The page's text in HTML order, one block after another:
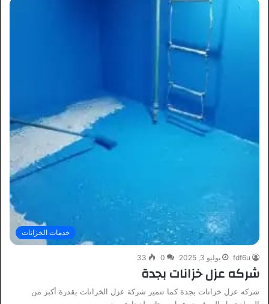
خدمات الخزانات
fdf6u يوليو 3, 2025 0
33
شركه عزل خزانات بجدة
شركه عزل خزانات بجدة كما تتميز شركة عزل الخزانات بقدرة أكبر من